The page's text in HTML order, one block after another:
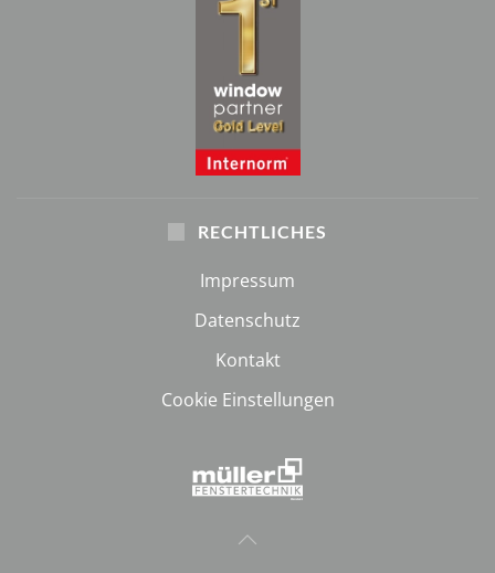
RECHTLICHES
Impressum
Datenschutz
Kontakt
Cookie Einstellungen